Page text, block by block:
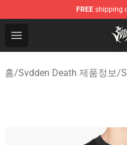
FREE shipping
Open menu
Svdden Death Shop -
홈/Svdden Death 제품정보/